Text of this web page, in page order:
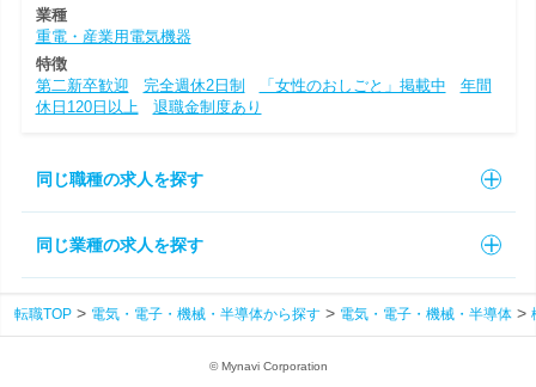
業種
重電・産業用電気機器
特徴
第二新卒歓迎
完全週休2日制 「女性のおしごと」掲載中
年間
休日120日以上
退職金制度あり
同じ職種の求人を探す
同じ業種の求人を探す
転職TOP 電気・電子・機械・半導体から探す 電気・電子・機械・半導体
© Mynavi Corporation